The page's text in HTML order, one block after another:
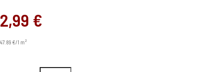
2,99 €
47.89 €/1 m2